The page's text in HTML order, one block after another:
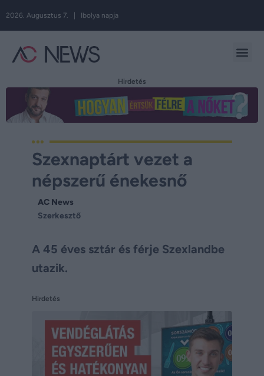
2026. Augusztus 7. | Ibolya napja
Hirdetés
Szexnaptárt vezet a
népszerű énekesnő
AC News
Szerkesztő
A 45 éves sztár és férje Szexlandbe
utazik.
Hirdetés